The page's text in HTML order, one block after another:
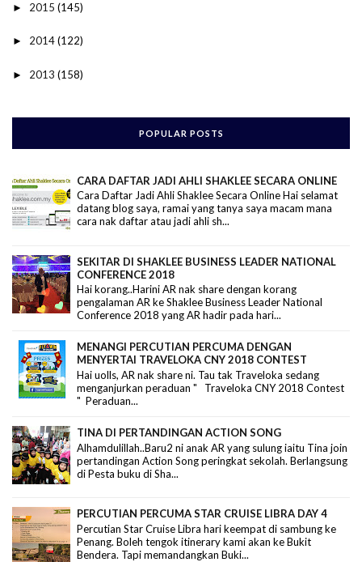
► 2015 (145)
► 2014(122)
► 2013 (158)
POPULAR POSTS
CARA DAFTAR JADI AHLI SHAKLEE SECARA ONLINE
Cara Daftar Jadi Ahli Shaklee Secara Online Hai selamat
datang blog saya, ramai yang tanya saya macam mana
cara nak daftar atau jadi ahli sh...
SEKITAR DI SHAKLEE BUSINESS LEADER NATIONAL
CONFERENCE 2018
Hai korang..Harini AR nak share dengan korang
pengalaman AR ke Shaklee Business Leader National
Conference 2018 yang AR hadir pada hari...
MENANGI PERCUTIAN PERCUMA DENGAN
MENYERTAI TRAVELOKA CNY 2018 CONTEST
Hai uolls, AR nak share ni. Tau tak Traveloka sedang
menganjurkan peraduan " Traveloka CNY 2018 Contest
" Peraduan...
TINA DI PERTANDINGAN ACTION SONG
Alhamdulillah..Baru2 ni anak AR yang sulung iaitu Tina join
pertandingan Action Song peringkat sekolah. Berlangsung
di Pesta buku di Sha...
PERCUTIAN PERCUMA STAR CRUISE LIBRA DAY 4
Percutian Star Cruise Libra hari keempat di sambung ke
Penang. Boleh tengok itinerary kami akan ke Bukit
Bendera. Tapi memandangkan Buki...